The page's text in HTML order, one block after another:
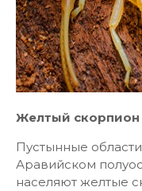
Желтый скорпион
Пустынные
Аравийском
населяют желтые